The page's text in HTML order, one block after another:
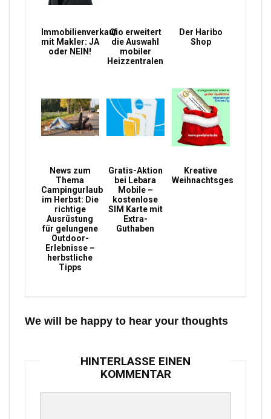
Immobilienverkauf
mit Makler: JA
oder NEIN!
Qio erweitert
die Auswahl
mobiler
Heizzentralen
Der Haribo
Shop
News zum
Thema
Campingurlaub
im Herbst: Die
richtige
Ausrüstung
für gelungene
Outdoor-
Erlebnisse –
herbstliche
Tipps
Gratis-Aktion
bei Lebara
Mobile –
kostenlose
SIM Karte mit
Extra-
Guthaben
Kreative
Weihnachtsgeschenke
We will be happy to hear your thoughts
HINTERLASSE EINEN
KOMMENTAR